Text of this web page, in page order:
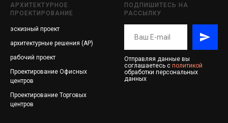
АРХИТЕКТУРНОЕ
ПРОЕКТИРОВАНИЕ
эскизный проект
архитектурные решения (АР)
рабочий проект
Проектирование Офисных
центров
Проектирование Торговых
центров
ПОДПИШИТЕСЬ НА
РАССЫЛКУ
Отправляя данные вы
соглашаетесь с политикой
обработки персональных
данных